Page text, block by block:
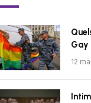
Gay
12